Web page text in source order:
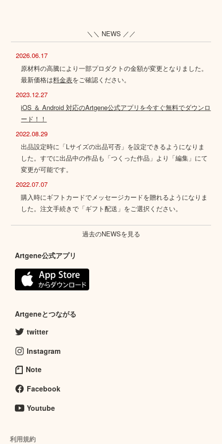
＼＼ NEWS ／／
2026.06.17
原材料の高騰により一部プロダクトの金額が変更となりました。
最新価格は料金表をご確認ください。
2023.12.27
iOS ＆ Android 対応のArtgene公式アプリを今すぐ無料でダウンロ
ード！！
2022.08.29
出品設定時に「Lサイズの出品可否」を設定できるようになりま
した。すでに出品中の作品も「つくった作品」より「編集」にて
変更が可能です。
2022.07.07
購入時にギフトカードでメッセージカードを贈れるようになりま
した。注文手続きで「ギフト配送」をご選択ください。
過去のNEWSを見る
Artgene公式アプリ
Artgeneとつながる
twitter
Instagram
Note
Facebook
Youtube
利用規約